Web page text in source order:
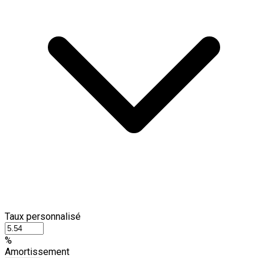
Taux personnalisé
%
Amortissement